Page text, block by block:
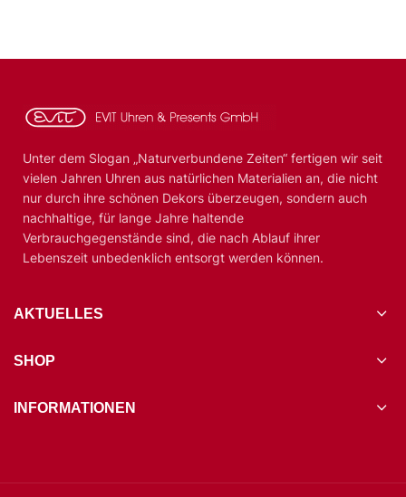
Unter dem Slogan „Naturverbundene Zeiten“ fertigen wir seit
vielen Jahren Uhren aus natürlichen Materialien an, die nicht
nur durch ihre schönen Dekors überzeugen, sondern auch
nachhaltige, für lange Jahre haltende
Verbrauchgegenstände sind, die nach Ablauf ihrer
Lebenszeit unbedenklich entsorgt werden können.
AKTUELLES
SHOP
INFORMATIONEN